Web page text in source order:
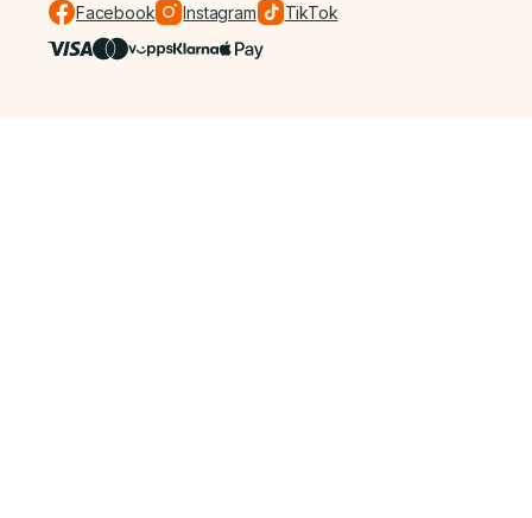
Facebook Instagram TikTok